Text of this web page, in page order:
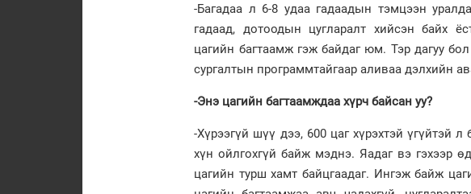
-Багадаа л 6-8 удаа гадаадын тэмцээн
гадаад, дотоодын цугларалт хийсэн байх
цагийн багтаамж гэж байдаг юм. Тэр дагуу
сургалтын программтайгаар аливаа дэлхийн
-Энэ цагийн багтаамждаа хүрч байсан уу?
-Хүрээгүй шүү дээ, 600 цаг хүрэхтэй үгүйтэй
хүн ойлгохгүй байж мэднэ. Яадаг вэ гэхээр
цагийн турш хамт байцгаадаг. Ингэж байж